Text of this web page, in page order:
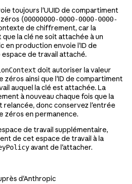
toujours l'UUID de compartiment
(00000000-0000-0000-0000-
de chiffrement, car la
la clé ne soit attachée à un
en production envoie l'ID de
de travail attaché.
doit autoriser la valeur
zéros ainsi que l'ID de compartiment
auquel la clé est attachée. La
à nouveau chaque fois que la
relancée, donc conservez l'entrée
zéros en permanence.
de travail supplémentaire,
de cet espace de travail à la
avant de l'attacher.
d'Anthropic